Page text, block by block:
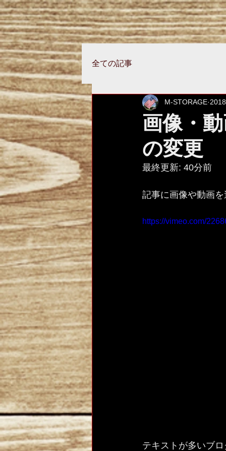
全ての記事
画像・
の変更
M-STORAGE
最終更新: 40分前
記事に画像や動画
https://vimeo.com/
テキストが多いブ